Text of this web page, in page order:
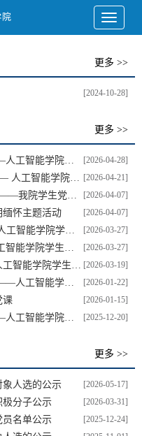
Toggle
更多 >>
[2024-10-28]
更多 >>
[2026-04-28]
开展第二期专题理论学习
[2026-04-21]
党员大会暨教职工大会
[2026-04-07]
许光达故居祭扫研学活动
[2026-04-07]
缅怀主题活动
[2026-03-27]
锋队践行雷锋精神纪实
[2026-03-27]
部开展专题学习活动
[2026-03-19]
部开展雷锋月志愿活动
[2026-01-22]
·传文化”手写春联主题活动
[2026-01-15]
课
[2025-12-20]
廉洁教育主题党日活动
更多 >>
[2026-05-17]
象人选的公示
[2026-03-31]
极分子公示
[2025-12-24]
员名单公示